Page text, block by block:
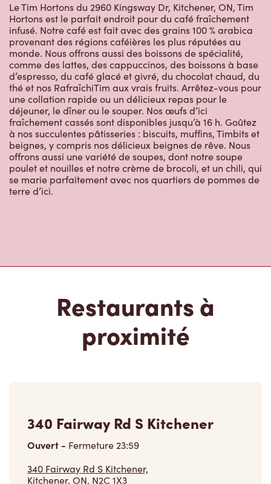
Le Tim Hortons du 2960 Kingsway Dr, Kitchener, ON, Tim
Hortons est le parfait endroit pour du café fraîchement
infusé. Notre café est fait avec des grains 100 % arabica
provenant des régions caféières les plus réputées au
monde. Nous offrons aussi des boissons de spécialité,
comme des lattes, des cappuccinos, des boissons à base
d’espresso, du café glacé et givré, du chocolat chaud, du
thé et nos RafraîchiTim aux vrais fruits. Arrêtez-vous pour
une collation rapide ou un délicieux repas pour le
déjeuner, le dîner ou le souper. Nos œufs d’ici
fraîchement cassés sont disponibles jusqu’à 16 h. Goûtez
à nos succulentes pâtisseries : biscuits, muffins, Timbits et
beignes, y compris nos délicieux beignes de rêve. Nous
offrons aussi une variété de soupes, dont notre soupe
poulet et nouilles et notre crème de brocoli, et un chili, qui
se marie parfaitement avec nos quartiers de pommes de
terre d’ici.
Restaurants à
proximité
340 Fairway Rd S Kitchener
Ouvert - Fermeture23:59
340 Fairway Rd S Kitchener,
Kitchener, ON, N2C 1X3